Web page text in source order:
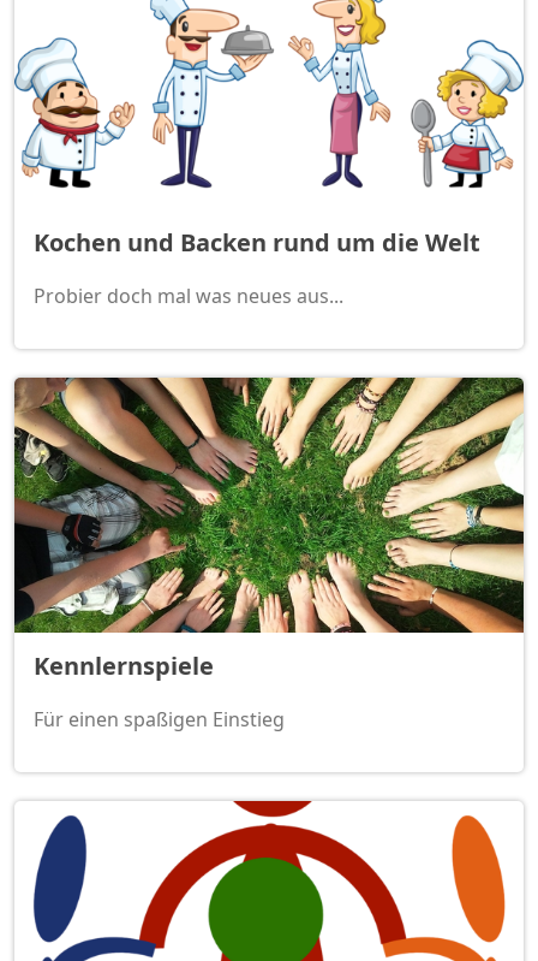
Kochen und Backen rund um die Welt
Probier doch mal was neues aus...
Kennlernspiele
Für einen spaßigen Einstieg